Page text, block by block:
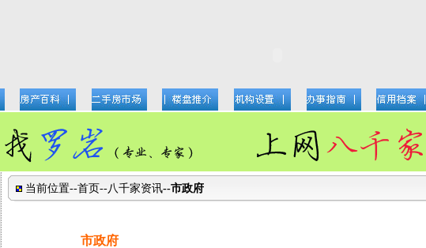
当前位置--首页--八千家资讯--市政府
市政府